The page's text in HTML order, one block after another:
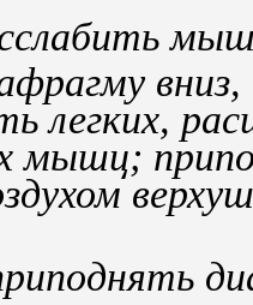
легких,
мышц;